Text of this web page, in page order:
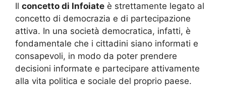
Il concetto di Infoiate è strettamente legato al
concetto di democrazia e di partecipazione
attiva. In una società democratica, infatti, è
fondamentale che i cittadini siano informati e
consapevoli, in modo da poter prendere
decisioni informate e partecipare attivamente
alla vita politica e sociale del proprio paese.